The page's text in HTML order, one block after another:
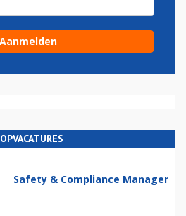
Safety & Compliance Manager